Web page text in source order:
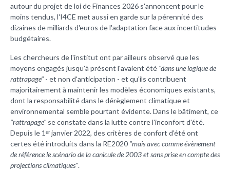
autour du projet de loi de Finances 2026 s'annoncent pour le
moins tendus, l'I4CE met aussi en garde sur la pérennité des
dizaines de milliards d'euros de l'adaptation face aux incertitudes
budgétaires.
Les chercheurs de l'institut ont par ailleurs observé que les
moyens engagés jusqu'à présent l'avaient été "dans une logique de
rattrapage" - et non d'anticipation - et qu'ils contribuent
majoritairement à maintenir les modèles économiques existants,
dont la responsabilité dans le dérèglement climatique et
environnemental semble pourtant évidente. Dans le bâtiment, ce
"rattrapage" se constate dans la lutte contre l'inconfort d'été.
Depuis le 1ᵉʳ janvier 2022, des critères de confort d’été ont
certes été introduits dans la RE2020 "mais avec comme évènement
de référence le scénario de la canicule de 2003 et sans prise en compte des
projections climatiques".